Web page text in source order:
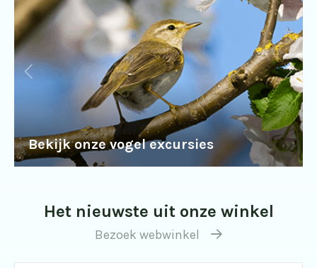
Bekijk onze vogel excursies
Het nieuwste uit onze winkel
Bezoek webwinkel